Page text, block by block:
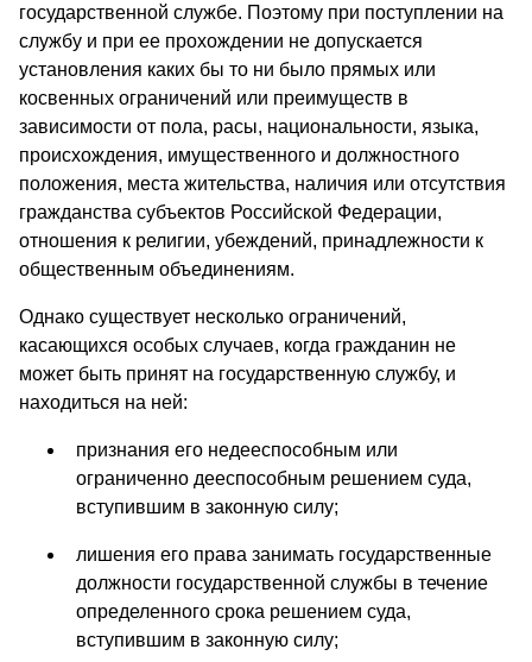
государственной службе. Поэтому при поступлении на
службу и при ее прохождении не допускается
установления каких бы то ни было прямых или
косвенных ограничений или преимуществ в
зависимости от пола, расы, национальности, языка,
происхождения, имущественного и должностного
положения, места жительства, наличия или отсутствия
гражданства субъектов Российской Федерации,
отношения к религии, убеждений, принадлежности к
общественным объединениям.
Однако существует несколько ограничений,
касающихся особых случаев, когда гражданин не
может быть принят на государственную службу, и
находиться на ней:
признания его недееспособным или
ограниченно дееспособным решением суда,
вступившим в законную силу;
лишения его права занимать государственные
должности государственной службы в течение
определенного срока решением суда,
вступившим в законную силу;